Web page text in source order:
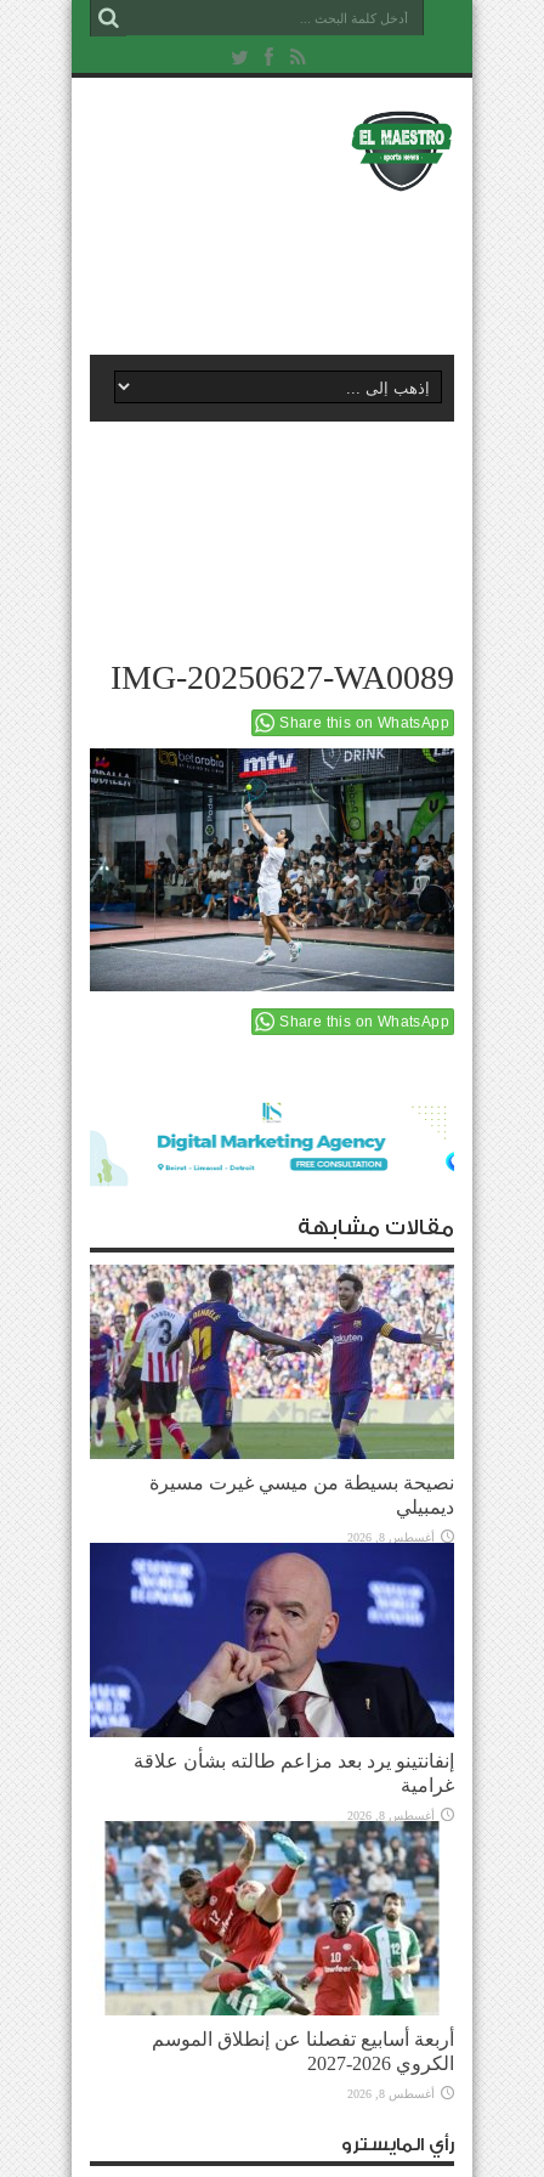
IMG-20250627-WA0089
Share this on WhatsApp
Share this on WhatsApp
مقالات مشابهة
نصيحة بسيطة من ميسي غيرت مسيرة
ديمبيلي
أغسطس 8, 2026
إنفانتينو يرد بعد مزاعم طالته بشأن علاقة
غرامية
أغسطس 8, 2026
أربعة أسابيع تفصلنا عن إنطلاق الموسم
الكروي 2026-2027
أغسطس 8, 2026
رأي المايسترو